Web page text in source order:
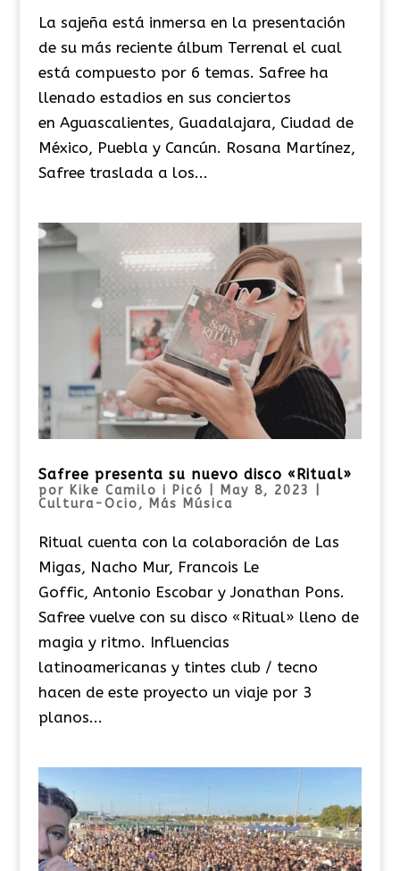
La sajeña está inmersa en la presentación
de su más reciente álbum Terrenal el cual
está compuesto por 6 temas. Safree ha
llenado estadios en sus conciertos
en Aguascalientes, Guadalajara, Ciudad de
México, Puebla y Cancún. Rosana Martínez,
Safree traslada a los...
Safree presenta su nuevo disco «Ritual»
por Kike Camilo i Picó May 8, 2023
Cultura-Ocio, Más Música
Ritual cuenta con la colaboración de Las
Migas, Nacho Mur, Francois Le
Goffic, Antonio Escobar y Jonathan Pons.
Safree vuelve con su disco «Ritual» lleno de
magia y ritmo. Influencias
latinoamericanas y tintes club / tecno
hacen de este proyecto un viaje por 3
planos...